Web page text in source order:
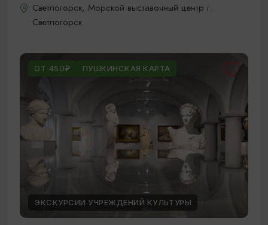
Светлогорск, Морской выставочный центр г.
Светлогорск
ОТ 450₽ ПУШКИНСКАЯ КАРТА
ЭКСКУРСИИ УЧРЕЖДЕНИЙ КУЛЬТУРЫ